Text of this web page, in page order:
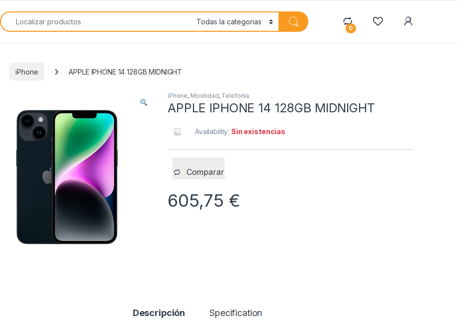
Search for:
0
iPhone APPLE IPHONE 14 128GB MIDNIGHT
iPhone, Movilidad, Telefonía
APPLE IPHONE 14 128GB MIDNIGHT
Availability:Sin existencias
Comparar
605,75 €
Descripción Specification